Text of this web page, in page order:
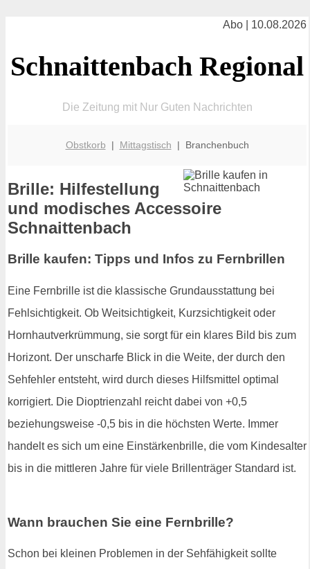
Abo | 10.08.2026
Schnaittenbach Regional
Die Zeitung mit Nur Guten Nachrichten
Obstkorb | Mittagstisch | Branchenbuch
Brille: Hilfestellung
und modisches Accessoire
Schnaittenbach
Brille kaufen: Tipps und Infos zu Fernbrillen
Eine Fernbrille ist die klassische Grundausstattung bei
Fehlsichtigkeit. Ob Weitsichtigkeit, Kurzsichtigkeit oder
Hornhautverkrümmung, sie sorgt für ein klares Bild bis zum
Horizont. Der unscharfe Blick in die Weite, der durch den
Sehfehler entsteht, wird durch dieses Hilfsmittel optimal
korrigiert. Die Dioptrienzahl reicht dabei von +0,5
beziehungsweise -0,5 bis in die höchsten Werte. Immer
handelt es sich um eine Einstärkenbrille, die vom Kindesalter
bis in die mittleren Jahre für viele Brillenträger Standard ist.
Wann brauchen Sie eine Fernbrille?
Schon bei kleinen Problemen in der Sehfähigkeit sollte